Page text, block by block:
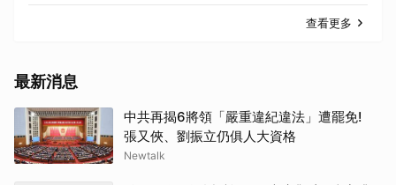
查看更多
最新消息
中共再揭6將領「嚴重違紀違法」遭罷免!
張又俠、劉振立仍俱人大資格
Newtalk